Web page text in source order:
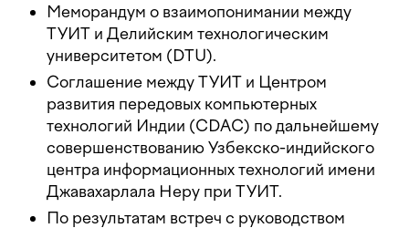
Меморандум о взаимопонимании между
ТУИТ и Делийским технологическим
университетом (DTU).
Соглашение между ТУИТ и Центром
развития передовых компьютерных
технологий Индии (CDAC) по дальнейшему
совершенствованию Узбекско-индийского
центра информационных технологий имени
Джавахарлала Неру при ТУИТ.
По результатам встреч с руководством